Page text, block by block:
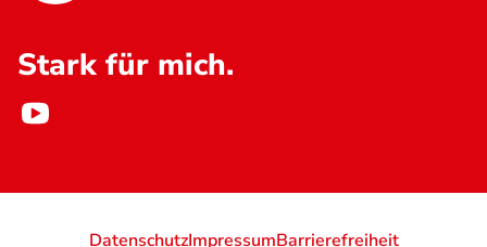
Stark für mich.
DatenschutzImpressumBarrierefreiheit